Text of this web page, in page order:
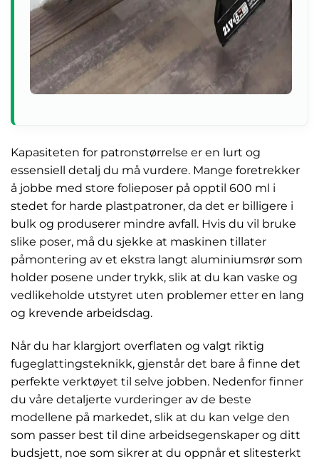
Kapasiteten for patronstørrelse er en lurt og
essensiell detalj du må vurdere. Mange foretrekker
å jobbe med store folieposer på opptil 600 ml i
stedet for harde plastpatroner, da det er billigere i
bulk og produserer mindre avfall. Hvis du vil bruke
slike poser, må du sjekke at maskinen tillater
påmontering av et ekstra langt aluminiumsrør som
holder posene under trykk, slik at du kan vaske og
vedlikeholde utstyret uten problemer etter en lang
og krevende arbeidsdag.
Når du har klargjort overflaten og valgt riktig
fugeglattingsteknikk, gjenstår det bare å finne det
perfekte verktøyet til selve jobben. Nedenfor finner
du våre detaljerte vurderinger av de beste
modellene på markedet, slik at du kan velge den
som passer best til dine arbeidsegenskaper og ditt
budsjett, noe som sikrer at du oppnår et slitesterkt